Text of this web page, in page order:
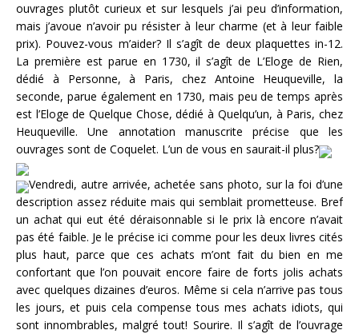
ouvrages plutôt curieux et sur lesquels j’ai peu d’information,
mais j’avoue n’avoir pu résister à leur charme (et à leur faible
prix). Pouvez-vous m’aider? Il s’agît de deux plaquettes in-12.
La première est parue en 1730, il s’agît de L’Eloge de Rien,
dédié à Personne, à Paris, chez Antoine Heuqueville, la
seconde, parue également en 1730, mais peu de temps après
est l’Eloge de Quelque Chose, dédié à Quelqu’un, à Paris, chez
Heuqueville. Une annotation manuscrite précise que les
ouvrages sont de Coquelet. L’un de vous en saurait-il plus?
Vendredi, autre arrivée, achetée sans photo, sur la foi d’une
description assez réduite mais qui semblait prometteuse. Bref
un achat qui eut été déraisonnable si le prix là encore n’avait
pas été faible. Je le précise ici comme pour les deux livres cités
plus haut, parce que ces achats m’ont fait du bien en me
confortant que l’on pouvait encore faire de forts jolis achats
avec quelques dizaines d’euros. Même si cela n’arrive pas tous
les jours, et puis cela compense tous mes achats idiots, qui
sont innombrables, malgré tout! Sourire. Il s’agît de l’ouvrage